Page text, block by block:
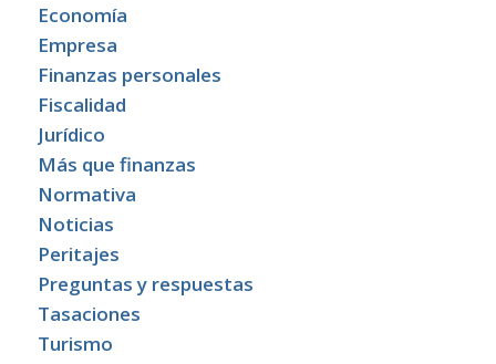
Economía
Empresa
Finanzas personales
Fiscalidad
Jurídico
Más que finanzas
Normativa
Noticias
Peritajes
Preguntas y respuestas
Tasaciones
Turismo